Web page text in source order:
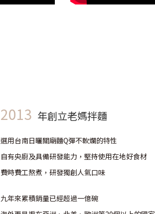
2013 年創立老媽拌麵
選用台南日曬關廟麵Q彈不軟爛的特性
自有央廚及具備研發能力，堅持使用在地好食材
費時費工熬煮，研發獨創人氣口味
九年來累積銷量已經超過一億碗